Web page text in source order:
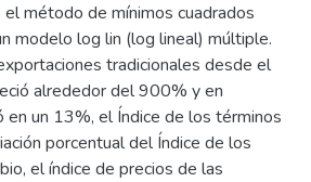
método de mínimos cuadrados
modelo log lin (log lineal) múltiple.
tradicionales desde el
alrededor del 900% y en
en un 13%, el Índice de los términos
porcentual del Índice de los
el índice de precios de las